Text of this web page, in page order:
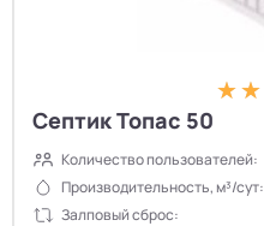
Септик Топас 50
Количество пользователей:
Производительность, м³/сут:
Залповый сброс: